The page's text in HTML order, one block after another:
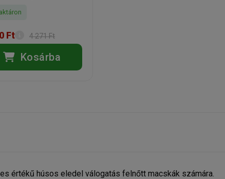
Ft 4 271 Ft
Kosárba
értékű húsos eledel válogatás felnőtt macskák számára.